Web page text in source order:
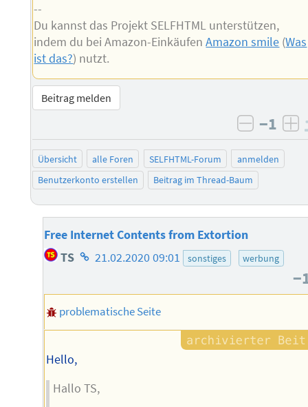
--
Du kannst das Projekt SELFHTML unterstützen,
indem du bei Amazon-EinkäufenAmazon smile (Was
ist das?) nutzt.
Beitrag melden
negativ
−1
Übersicht alle Foren SELFHTML-Forum
anmelden
Benutzerkonto erstellen
Beitrag im Thread-Baum
Free Internet Contents from Extortion
TS Homepage
Autors
21.02.2020 09:01 sonstiges werbung
problematische Seite
Hello,
Hallo TS,